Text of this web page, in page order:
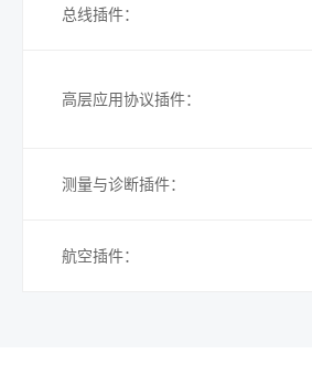
总线插件：
高层应用协议插件：
测量与诊断插件：
航空插件：